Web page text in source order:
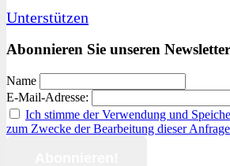
Unterstützen
Abonnieren Sie unseren
Name
E-Mail-Adresse:
Ich stimme der Verwendung und
zum Zwecke der Bearbeitung dieser